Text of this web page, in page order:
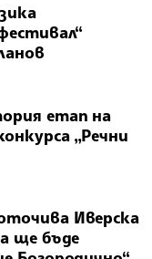
етап на
„Речни
Иверска
ще бъде